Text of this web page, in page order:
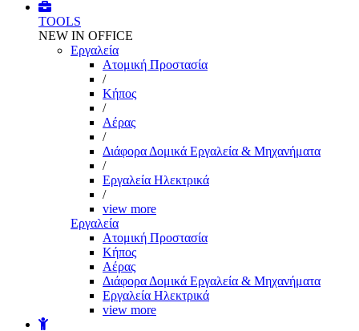
TOOLS
NEW IN OFFICE
Εργαλεία
Aτομική Προστασία
/
Kήπος
/
Αέρας
/
Διάφορα Δομικά Εργαλεία & Μηχανήματα
/
Εργαλεία Ηλεκτρικά
/
view more
Εργαλεία
Aτομική Προστασία
Kήπος
Αέρας
Διάφορα Δομικά Εργαλεία & Μηχανήματα
Εργαλεία Ηλεκτρικά
view more